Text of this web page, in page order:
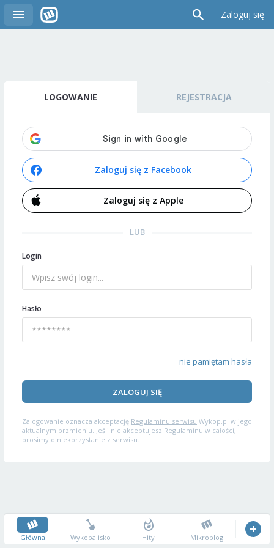
Zaloguj się
LOGOWANIE REJESTRACJA
Zaloguj się z Facebook
Zaloguj się z Apple
LUB
Login
Hasło
nie pamiętam hasła
ZALOGUJ SIĘ
Zalogowanie oznacza akceptację Regulaminu serwisu Wykop.pl w jego
aktualnym brzmieniu. Jeśli nie akceptujesz Regulaminu w całości,
prosimy o niekorzystanie z serwisu.
Główna Wykopalisko Hity Mikroblog